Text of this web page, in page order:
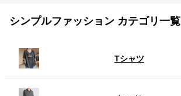
シンプルファッション カテゴリ一覧
Tシャツ